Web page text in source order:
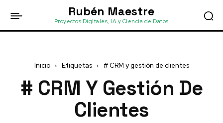
Rubén Maestre
Proyectos Digitales, IA y Ciencia de Datos
Inicio Etiquetas # CRM y gestión de clientes
# CRM Y Gestión De
Clientes